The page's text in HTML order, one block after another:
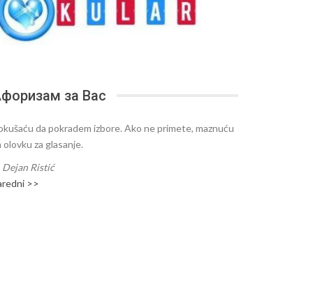
за Вас
da pokradem izbore. Ako ne primete, maznuću
olovku za glasanje.
Dejan Ristić
>>